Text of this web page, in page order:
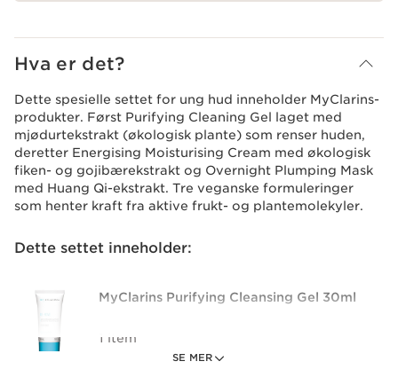
Hva er det?
SE MER
Dette spesielle settet for ung hud inneholder MyClarins-
produkter. Først Purifying Cleaning Gel laget med
mjødurtekstrakt (økologisk plante) som renser huden,
deretter Energising Moisturising Cream med økologisk
fiken- og gojibærekstrakt og Overnight Plumping Mask
med Huang Qi-ekstrakt. Tre veganske formuleringer
som henter kraft fra aktive frukt- og plantemolekyler.
Dette settet inneholder:
MyClarins Purifying Cleansing Gel 30ml
1 item